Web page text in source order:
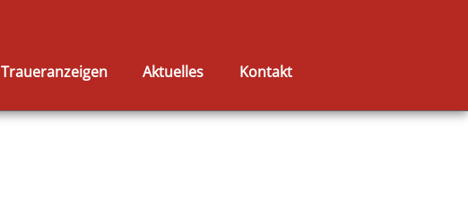
Traueranzeigen Aktuelles Kontakt